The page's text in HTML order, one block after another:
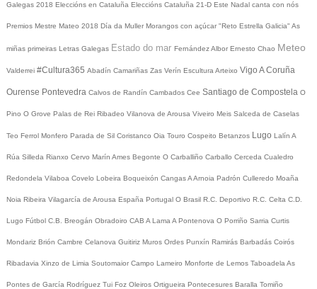
Galegas 2018 Eleccións en Cataluña Eleccións Cataluña 21-D Este Nadal canta con nós
Premios Mestre Mateo 2018 Día da Muller Morangos con açúcar "Reto Estrella Galicia" As
miñas primeiras Letras Galegas Estado do mar Fernández Albor Ernesto Chao Meteo
Valderrei #Cultura365 Abadín Camariñas Zas Verín Escultura Arteixo Vigo A Coruña
Ourense Pontevedra Calvos de Randín Cambados Cee Santiago de Compostela O
Pino O Grove Palas de Rei Ribadeo Vilanova de Arousa Viveiro Meis Salceda de Caselas
Teo Ferrol Monfero Parada de Sil Coristanco Oia Touro Cospeito Betanzos Lugo Lalín A
Rúa Silleda Rianxo Cervo Marín Ames Begonte O Carballiño Carballo Cerceda Cualedro
Redondela Vilaboa Covelo Lobeira Boqueixón CangasA Arnoia Padrón Culleredo Moaña
Noia Ribeira Vilagarcía de Arousa España Portugal O Brasil R.C. Deportivo R.C. Celta C.D.
Lugo Fútbol C.B. Breogán Obradoiro CAB A Lama A Pontenova O Porriño Sarria Curtis
Mondariz Brión Cambre Celanova Guitiriz Muros Ordes Punxín Ramirás Barbadás Coirós
Ribadavia Xinzo de Limia Soutomaior Campo Lameiro Monforte de Lemos Taboadela As
Pontes de García Rodríguez Tui Foz Oleiros Ortigueira Pontecesures Baralla Tomiño